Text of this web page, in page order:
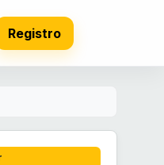
Registro